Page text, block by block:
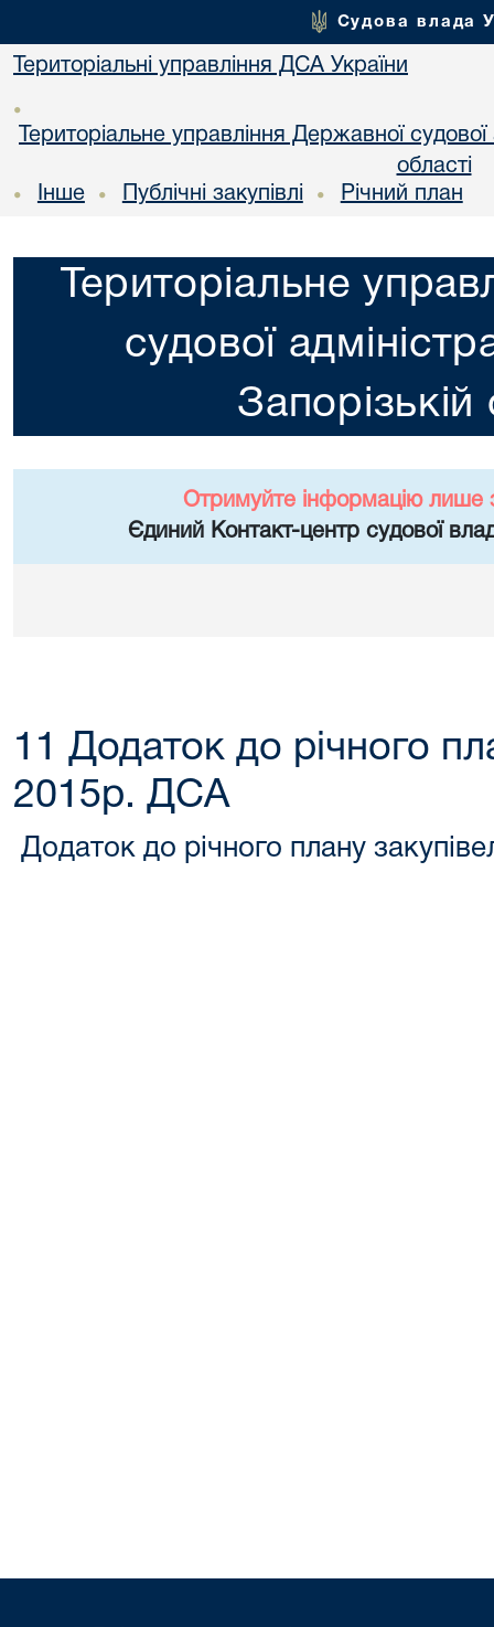
Судова влада
Територіальні управління ДСА України
•
Територіальне управління Державної судової
області
• Інше • Публічні закупівлі • Річний план
Територіальне
судової
Запорізькій
Отримуйте інформацію лише
Єдиний Контакт-центр судової
11 Додаток до річного
2015р. ДСА
Додаток до річного плану